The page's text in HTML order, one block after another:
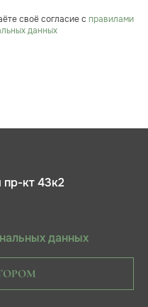
своё согласие с правилами
данных
пр-кт 43к2
данных